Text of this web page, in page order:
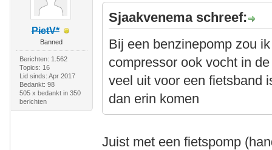
PietV*
Banned
Berichten: 1.562
Topics: 16
Lid sinds: Apr 2017
Bedankt: 98
505 x bedankt in 350
berichten
Sjaakvenema schreef:
Bij een benzinepomp zou
compressor ook vocht in
veel uit voor een fietsband
dan erin komen
Juist met een fietspomp